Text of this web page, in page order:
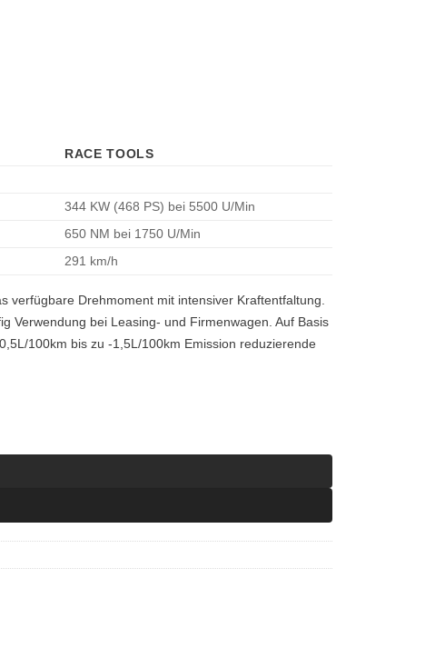
RACE TOOLS
344 KW (468 PS) bei 5500 U/Min
650 NM bei 1750 U/Min
291 km/h
verfügbare Drehmoment mit intensiver Kraftentfaltung.
Verwendung bei Leasing- und Firmenwagen. Auf Basis
100km bis zu -1,5L/100km Emission reduzierende